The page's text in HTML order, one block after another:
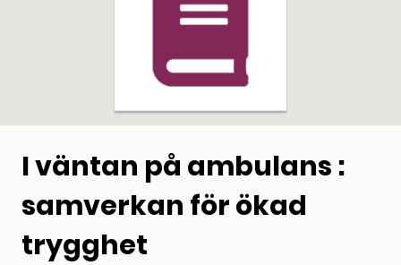
I väntan på ambulans :
samverkan för ökad
trygghet